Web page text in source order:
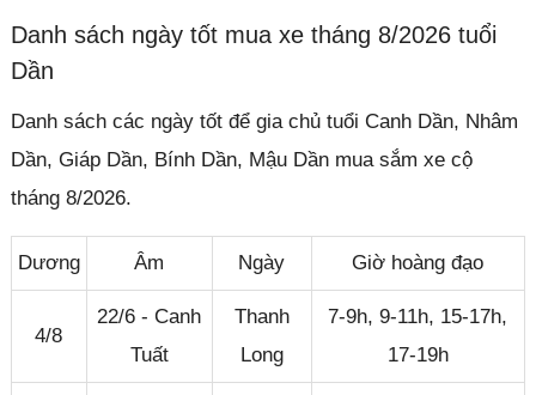
Danh sách ngày tốt mua xe tháng 8/2026 tuổi
Dần
Danh sách các ngày tốt để gia chủ tuổi Canh Dần, Nhâm
Dần, Giáp Dần, Bính Dần, Mậu Dần mua sắm xe cộ
tháng 8/2026.
Dương Âm Ngày Giờ hoàng đạo
4/8
22/6 - Canh
Tuất
Thanh
Long
7-9h, 9-11h, 15-17h,
17-19h